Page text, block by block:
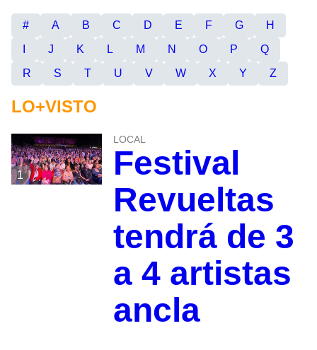
# A B C D E F G
H
J K L M N O P
Q
R
S T U V W X Y Z
LO+VISTO
1
LOCAL
Festival
Revueltas
tendrá de 3
a 4 artistas
ancla